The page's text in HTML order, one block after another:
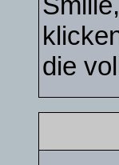
die